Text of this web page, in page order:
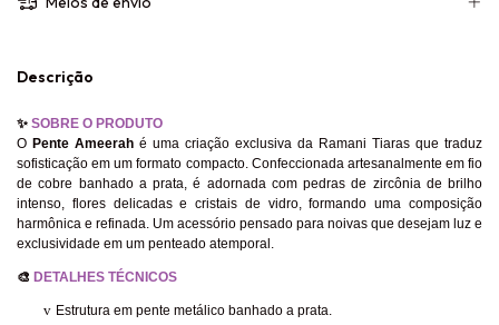
Descrição
✨ SOBRE O PRODUTO
O Pente Ameerah é uma criação exclusiva da Ramani Tiaras que traduz
sofisticação em um formato compacto. Confeccionada artesanalmente em fio
de cobre banhado a prata, é adornada com pedras de zircônia de brilho
intenso, flores delicadas e cristais de vidro, formando uma composição
harmônica e refinada. Um acessório pensado para noivas que desejam luz e
exclusividade em um penteado atemporal.
🎨 DETALHES TÉCNICOS
v Estrutura em pente metálico banhado a prata.